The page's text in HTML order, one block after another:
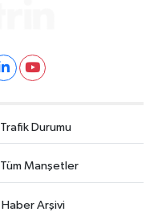
Trafik Durumu
Tüm Manşetler
Haber Arşivi